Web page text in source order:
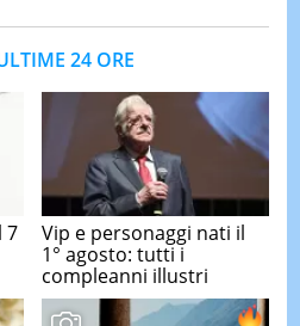
24 ORE
7
Vip e personaggi nati il
1° agosto: tutti i
compleanni illustri